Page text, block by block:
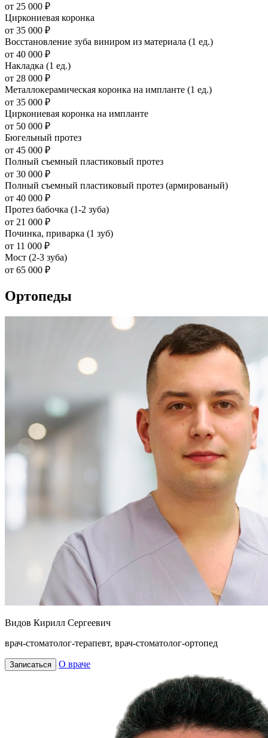
от 25 000 ₽
Циркониевая коронка
от 35 000 ₽
Восстановление зуба виниром из материала (1 ед.)
от 40 000 ₽
Накладка (1 ед.)
от 28 000 ₽
Металлокерамическая коронка на импланте (1 ед.)
от 35 000 ₽
Циркониевая коронка на импланте
от 50 000 ₽
Бюгельный протез
от 45 000 ₽
Полный съемный пластиковый протез
от 30 000 ₽
Полный съемный пластиковый протез (армированый)
от 40 000 ₽
Протез бабочка (1-2 зуба)
от 21 000 ₽
Починка, приварка (1 зуб)
от 11 000 ₽
Мост (2-3 зуба)
от 65 000 ₽
Ортопеды
Видов Кирилл Сергеевич
врач-стоматолог-терапевт, врач-стоматолог-ортопед
Записаться О враче